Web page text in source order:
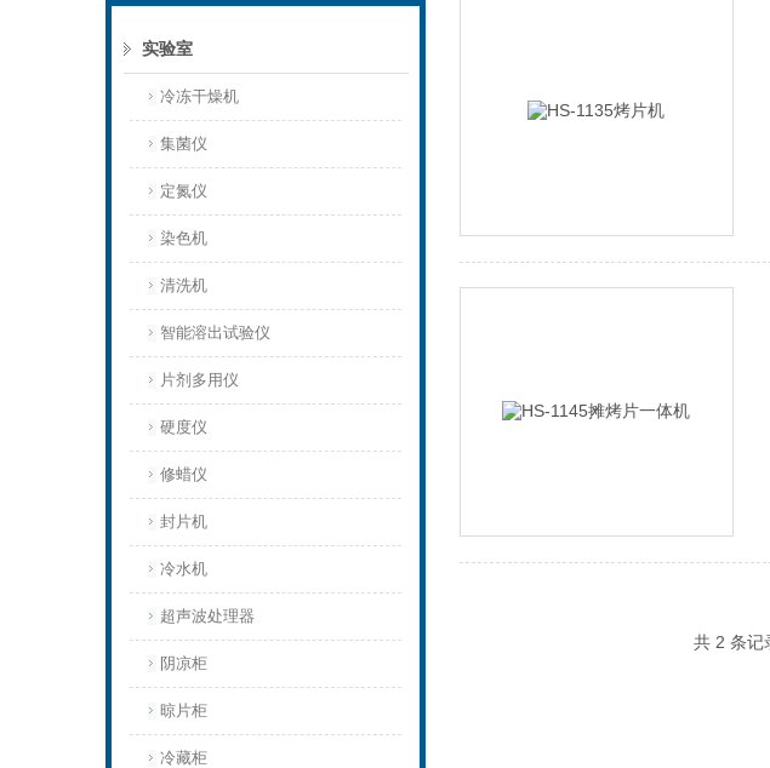
实验室
冷冻干燥机
集菌仪
定氮仪
染色机
清洗机
智能溶出试验仪
片剂多用仪
硬度仪
修蜡仪
封片机
冷水机
超声波处理器
阴凉柜
晾片柜
冷藏柜
共 2 条